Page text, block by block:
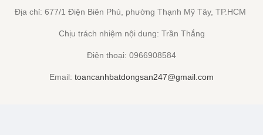
Địa chỉ: 677/1 Điện Biên Phủ, phường Thạnh Mỹ Tây, TP.HCM
Chịu trách nhiệm nội dung: Trần Thắng
Điện thoại: 0966908584
Email: toancanhbatdongsan247@gmail.com